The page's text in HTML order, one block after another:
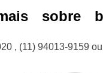
sobre
, (11) 94013-9159 ou